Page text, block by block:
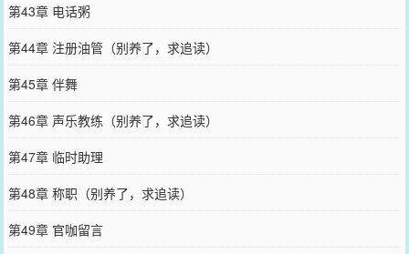
第43章 电话粥
第44章 注册油管（别养了，求追读）
第45章 伴舞
第46章 声乐教练（别养了，求追读）
第47章 临时助理
第48章 称职（别养了，求追读）
第49章 官咖留言